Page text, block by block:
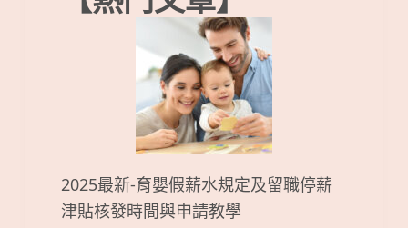
2025最新-育嬰假薪水規定及留職停薪
津貼核發時間與申請教學